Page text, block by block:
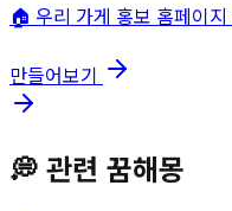
🏠 우리 가게 홍보 홈페이지
만들어보기
💭 관련 꿈해몽